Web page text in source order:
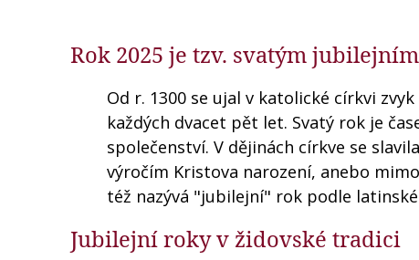
Rok 2025 je tzv. svatým
Od r. 1300 se ujal v katolické církvi
každých dvacet pět let. Svatý rok je
společenství. V dějinách církve se
výročím Kristova narození, anebo
též nazývá "jubilejní" rok podle
Jubilejní roky v židovské tradici